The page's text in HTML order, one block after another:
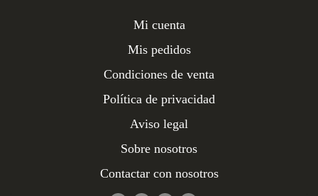
Mi cuenta
Mis pedidos
Condiciones de venta
Política de privacidad
Aviso legal
Sobre nosotros
Contactar con nosotros